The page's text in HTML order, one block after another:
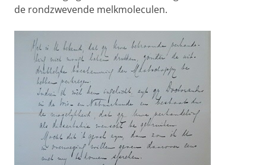
de rondzwevende melkmoleculen.